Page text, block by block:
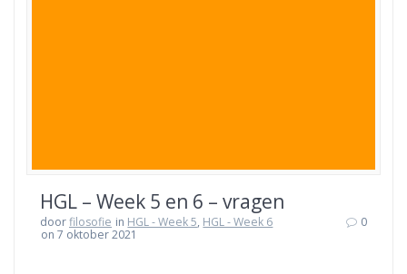
HGL – Week 5 en 6 – vragen
doorfilosofie in HGL - Week 5, HGL - Week 6
on 7 oktober 2021
0